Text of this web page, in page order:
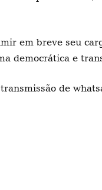
em breve seu
democrática e
de